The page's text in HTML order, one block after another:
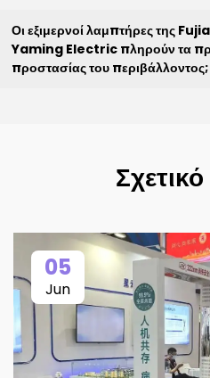
Οι εξιμερνοί λαμπτήρες της
Yaming Electric πληρούν τα
προστασίας του περιβάλλοντος;
05
Jun